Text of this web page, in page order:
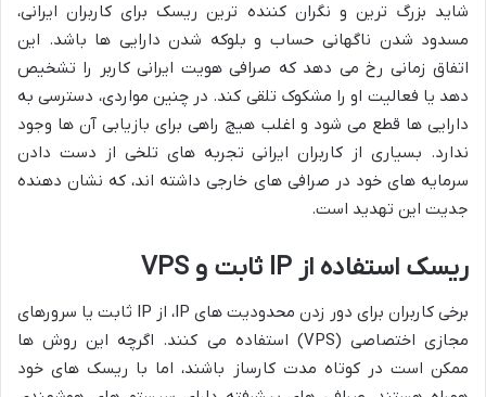
شاید بزرگ ترین و نگران کننده ترین ریسک برای کاربران ایرانی،
مسدود شدن ناگهانی حساب و بلوکه شدن دارایی ها باشد. این
اتفاق زمانی رخ می دهد که صرافی هویت ایرانی کاربر را تشخیص
دهد یا فعالیت او را مشکوک تلقی کند. در چنین مواردی، دسترسی به
دارایی ها قطع می شود و اغلب هیچ راهی برای بازیابی آن ها وجود
ندارد. بسیاری از کاربران ایرانی تجربه های تلخی از دست دادن
سرمایه های خود در صرافی های خارجی داشته اند، که نشان دهنده
جدیت این تهدید است.
ریسک استفاده از IP ثابت و VPS
برخی کاربران برای دور زدن محدودیت های IP، از IP ثابت یا سرورهای
مجازی اختصاصی (VPS) استفاده می کنند. اگرچه این روش ها
ممکن است در کوتاه مدت کارساز باشند، اما با ریسک های خود